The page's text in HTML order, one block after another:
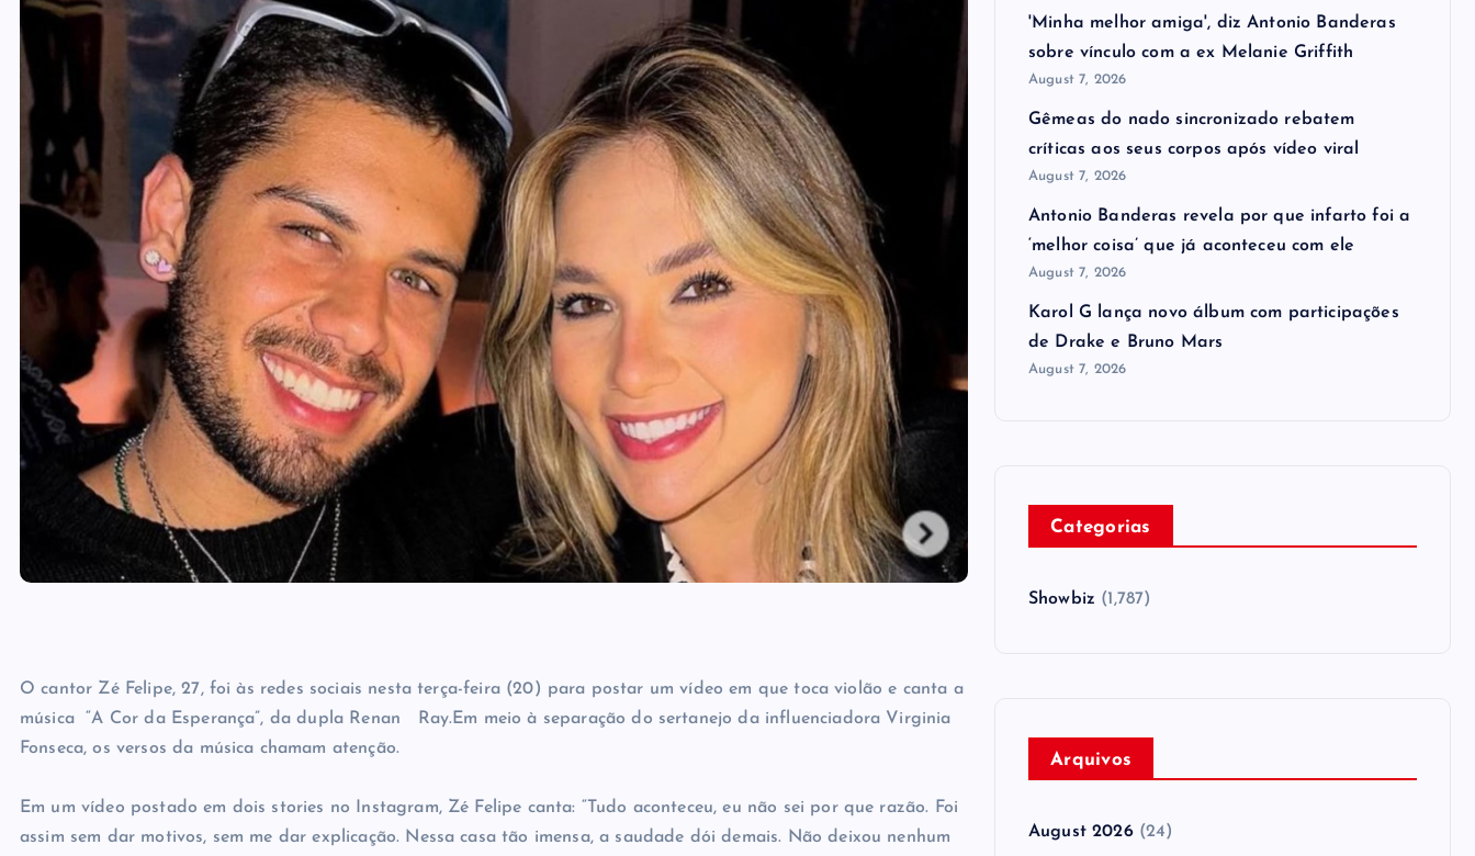
O cantor Zé Felipe, 27, foi às redes sociais nesta terça-feira (20) para postar um vídeo em que toca violão e canta a
música “A Cor da Esperança”, da dupla Renan Ray.Em meio à separação do sertanejo da influenciadora Virginia
Fonseca, os versos da música chamam atenção.
Em um vídeo postado em dois stories no Instagram, Zé Felipe canta: “Tudo aconteceu, eu não sei por que razão. Foi
assim sem dar motivos, sem me dar explicação. Nessa casa tão imensa, a saudade dói demais. Não deixou nenhum
'Minha melhor amiga', diz Antonio Banderas
sobre vínculo com a ex Melanie Griffith
August 7, 2026
Gêmeas do nado sincronizado rebatem
críticas ​a​os seus corpos após vídeo viral
August 7, 2026
Antonio Banderas revela por que infarto foi a
‘melhor coisa’ que já aconteceu com ele
August 7, 2026
Karol G lança novo álbum com participações
de Drake e Bruno Mars
August 7, 2026
Categorias
Showbiz (1,787)
Arquivos
August 2026(24)